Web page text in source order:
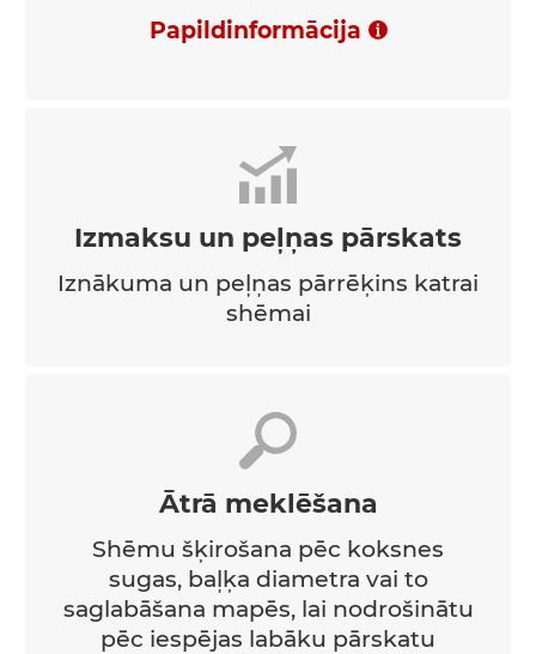
Papildinformācija
Izmaksu un peļņas pārskats
Iznākuma un peļņas pārrēķins katrai
shēmai
Ātrā meklēšana
Shēmu šķirošana pēc koksnes
sugas, baļķa diametra vai to
saglabāšana mapēs, lai nodrošinātu
pēc iespējas labāku pārskatu